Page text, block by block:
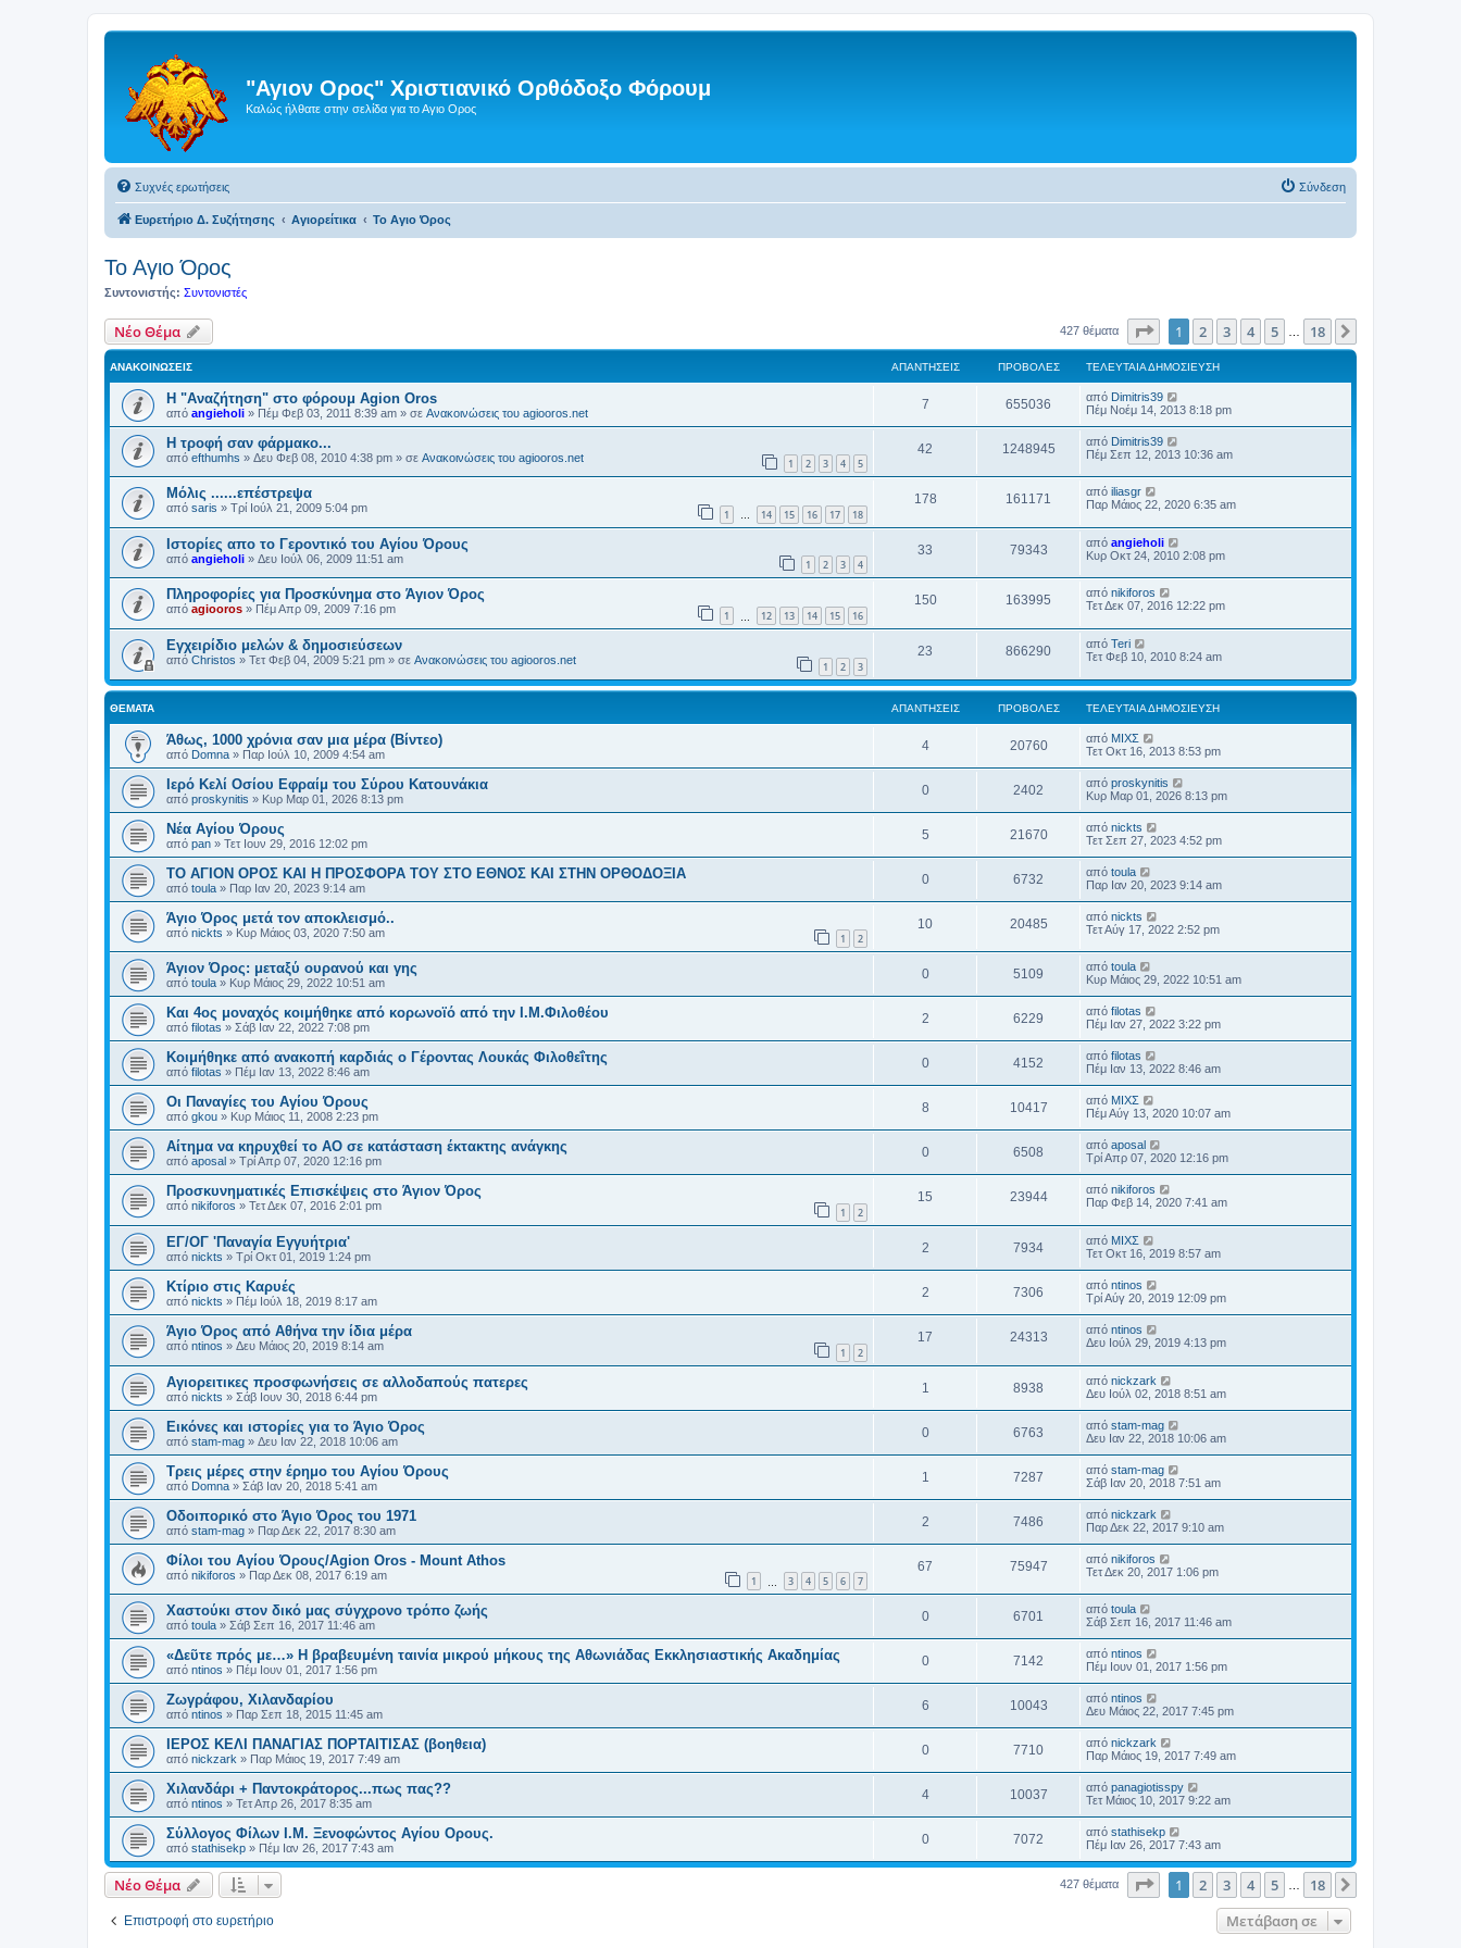
"Αγιον Ορος" Χριστιανικό Ορθόδοξο Φόρουμ
Καλώς ήλθατε στην σελίδα για το Αγιο Ορος
Συχνές ερωτήσεις Σύνδεση
Ευρετήριο Δ. Συζήτησης Αγιορείτικα Το Αγιο Όρος
Το Αγιο Όρος
Συντονιστής: Συντονιστές
Νέο Θέμα 427 θέματα Σελίδα1 από 18
1 2 3 4 5 18
ΑΝΑΚΟΙΝΏΣΕΙΣ ΑΠΑΝΤΉΣΕΙΣ ΠΡΟΒΟΛΈΣ ΤΕΛΕΥΤΑΊΑ ΔΗΜΟΣΊΕΥΣΗ
Η "Αναζήτηση" στο φόρουμ Agion Oros
από angieholi » Πέμ Φεβ 03, 2011 8:39 am » σε Ανακοινώσεις του agiooros.net
7 655036 από Dimitris39
Πέμ Νοέμ 14, 2013 8:18 pm
H τροφή σαν φάρμακο...
από efthumhs » Δευ Φεβ 08, 2010 4:38 pm » σε Ανακοινώσεις του agiooros.net 1 2 3 4 5
42 1248945 από Dimitris39
Πέμ Σεπ 12, 2013 10:36 am
Μόλις ......επέστρεψα
από saris » Τρί Ιούλ 21, 2009 5:04 pm 1 … 14 15 16 17 18
178 161171 από iliasgr
Παρ Μάιος 22, 2020 6:35 am
Ιστορίες απο το Γεροντικό του Αγίου Όρους
από angieholi » Δευ Ιούλ 06, 2009 11:51 am 1 2 3 4
33 79343 από angieholi
Κυρ Οκτ 24, 2010 2:08 pm
Πληροφορίες για Προσκύνημα στο Άγιον Όρος
από agiooros » Πέμ Απρ 09, 2009 7:16 pm 1 12 13 14 15 16
150 163995 από nikiforos
Τετ Δεκ 07, 2016 12:22 pm
Εγχειρίδιο μελών & δημοσιεύσεων
από Christos » Τετ Φεβ 04, 2009 5:21 pm » σε Ανακοινώσεις του agiooros.net 1 2 3
23 866290 από Teri
Τετ Φεβ 10, 2010 8:24 am
ΘΈΜΑΤΑ ΑΠΑΝΤΉΣΕΙΣ ΠΡΟΒΟΛΈΣ ΤΕΛΕΥΤΑΊΑ ΔΗΜΟΣΊΕΥΣΗ
Άθως, 1000 χρόνια σαν μια μέρα (Βίντεο)
από Domna » Παρ Ιούλ 10, 2009 4:54 am
4 20760 από ΜΙΧΣ
Τετ Οκτ 16, 2013 8:53 pm
Ιερό Κελί Οσίου Εφραίμ του Σύρου Κατουνάκια
από proskynitis » Κυρ Μαρ 01, 2026 8:13 pm
0 2402 από proskynitis
Κυρ Μαρ 01, 2026 8:13 pm
Νέα Αγίου Όρους
από pan » Τετ Ιουν 29, 2016 12:02 pm
5 21670 από nickts
Τετ Σεπ 27, 2023 4:52 pm
ΤΟ ΑΓΙΟΝ ΟΡΟΣ ΚΑΙ H ΠΡΟΣΦΟΡΑ ΤΟΥ ΣΤΟ ΕΘΝΟΣ ΚΑΙ ΣΤΗΝ ΟΡΘΟΔΟΞΙΑ
από toula » Παρ Ιαν 20, 2023 9:14 am
0 6732 από toula
Παρ Ιαν 20, 2023 9:14 am
Άγιο Όρος μετά τον αποκλεισμό..
από nickts » Κυρ Μάιος 03, 2020 7:50 am 1 2
10 20485 από nickts
Τετ Αύγ 17, 2022 2:52 pm
Άγιον Όρος: μεταξύ ουρανού και γης
από toula » Κυρ Μάιος 29, 2022 10:51 am
0 5109 από toula
Κυρ Μάιος 29, 2022 10:51 am
Και 4ος μοναχός κοιμήθηκε από κορωνοϊό από την Ι.Μ.Φιλοθέου
από filotas » Σάβ Ιαν 22, 2022 7:08 pm
2 6229 από filotas
Πέμ Ιαν 27, 2022 3:22 pm
Κοιμήθηκε από ανακοπή καρδιάς ο Γέροντας Λουκάς Φιλοθεΐτης
από filotas » Πέμ Ιαν 13, 2022 8:46 am
0 4152 από filotas
Πέμ Ιαν 13, 2022 8:46 am
Οι Παναγίες του Αγίου Όρους
από gkou » Κυρ Μάιος 11, 2008 2:23 pm
8 10417 από ΜΙΧΣ
Πέμ Αύγ 13, 2020 10:07 am
Αίτημα να κηρυχθεί το ΑΟ σε κατάσταση έκτακτης ανάγκης
από aposal » Τρί Απρ 07, 2020 12:16 pm
0 6508 από aposal
Τρί Απρ 07, 2020 12:16 pm
Προσκυνηματικές Επισκέψεις στο Άγιον Όρος
από nikiforos » Τετ Δεκ 07, 2016 2:01 pm 1 2
15 23944 από nikiforos
Παρ Φεβ 14, 2020 7:41 am
ΕΓ/ΟΓ 'Παναγία Εγγυήτρια'
από nickts » Τρί Οκτ 01, 2019 1:24 pm
2 7934 από ΜΙΧΣ
Τετ Οκτ 16, 2019 8:57 am
Κτίριο στις Καρυές
από nickts » Πέμ Ιούλ 18, 2019 8:17 am
2 7306 από ntinos
Τρί Αύγ 20, 2019 12:09 pm
Άγιο Όρος από Αθήνα την ίδια μέρα
από ntinos » Δευ Μάιος 20, 2019 8:14 am 1 2
17 24313 από ntinos
Δευ Ιούλ 29, 2019 4:13 pm
Αγιορειτικες προσφωνήσεις σε αλλοδαπούς πατερες
από nickts » Σάβ Ιουν 30, 2018 6:44 pm
1 8938 από nickzark
Δευ Ιούλ 02, 2018 8:51 am
Εικόνες και ιστορίες για το Άγιο Όρος
από stam-mag » Δευ Ιαν 22, 2018 10:06 am
0 6763 από stam-mag
Δευ Ιαν 22, 2018 10:06 am
Τρεις μέρες στην έρημο του Αγίου Όρους
από Domna » Σάβ Ιαν 20, 2018 5:41 am
1 7287 από stam-mag
Σάβ Ιαν 20, 2018 7:51 am
Οδοιπορικό στο Άγιο Όρος του 1971
από stam-mag » Παρ Δεκ 22, 2017 8:30 am
2 7486 από nickzark
Παρ Δεκ 22, 2017 9:10 am
Φίλοι του Αγίου Όρους/Agion Oros - Mount Athos
από nikiforos » Παρ Δεκ 08, 2017 6:19 am 1 3 4 5 6 7
67 75947 από nikiforos
Τετ Δεκ 20, 2017 1:06 pm
Χαστούκι στον δικό μας σύγχρονο τρόπο ζωής
από toula » Σάβ Σεπ 16, 2017 11:46 am
0 6701 από toula
Σάβ Σεπ 16, 2017 11:46 am
«Δεῦτε πρός με…» Η βραβευμένη ταινία μικρού μήκους της Αθωνιάδας Εκκλησιαστικής Ακαδημίας
από ntinos » Πέμ Ιουν 01, 2017 1:56 pm
0 7142 από ntinos
Πέμ Ιουν 01, 2017 1:56 pm
Ζωγράφου, Χιλανδαρίου
από ntinos » Παρ Σεπ 18, 2015 11:45 am
6 10043 από ntinos
Δευ Μάιος 22, 2017 7:45 pm
ΙΕΡΟΣ ΚΕΛΙ ΠΑΝΑΓΙΑΣ ΠΟΡΤΑΙΤΙΣΑΣ (βοηθεια)
από nickzark » Παρ Μάιος 19, 2017 7:49 am
0 7710 από nickzark
Παρ Μάιος 19, 2017 7:49 am
Χιλανδάρι + Παντοκράτορος...πως πας??
από ntinos » Τετ Απρ 26, 2017 8:35 am
4 10037 από panagiotisspy
Τετ Μάιος 10, 2017 9:22 am
Σύλλογος Φίλων Ι.Μ. Ξενοφώντος Αγίου Ορους.
από stathisekp » Πέμ Ιαν 26, 2017 7:43 am
0 7072 από stathisekp
Πέμ Ιαν 26, 2017 7:43 am
Νέο Θέμα 427 θέματα Σελίδα1 από 18
1 2 3 4 5 18
Επιστροφή στο ευρετήριο Μετάβαση σε